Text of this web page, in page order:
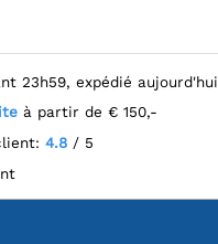
23h59, expédié aujourd'hui
à partir de € 150,-
4.8 / 5